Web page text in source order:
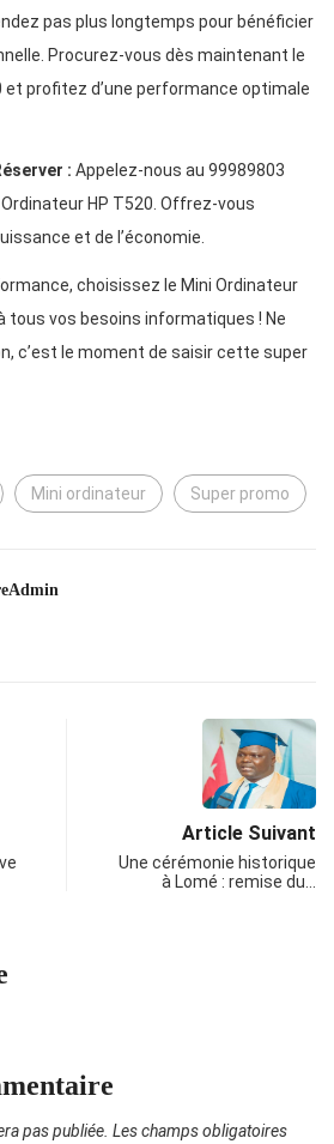
pas plus longtemps pour bénéficier
Procurez-vous dès maintenant le
et profitez d’une performance optimale
: Appelez-nous au 99989803
HP T520. Offrez-vous
et de l’économie.
choisissez le Mini Ordinateur
tous vos besoins informatiques ! Ne
c’est le moment de saisir cette super
Mini ordinateur Super promo
Article Suivant
Une cérémonie historique
à Lomé : remise du…
pas publiée. Les champs obligatoires